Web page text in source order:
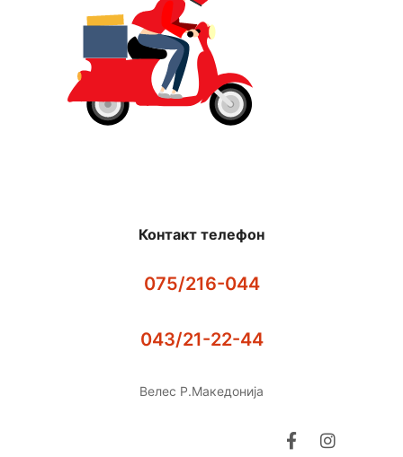
Контакт телефон
075/216-044
043/21-22-44
Велес Р.Македонија